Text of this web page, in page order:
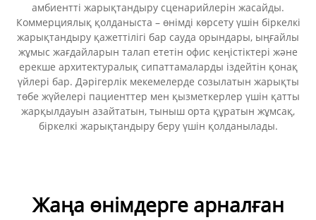
амбиентті жарықтандыру сценарийлерін жасайды.
Коммерциялық қолданыста – өнімді көрсету үшін біркелкі
жарықтандыру қажеттілігі бар сауда орындары, ыңғайлы
жұмыс жағдайларын талап ететін офис кеңістіктері және
ерекше архитектуралық сипаттамаларды іздейтін қонақ
үйлері бар. Дәрігерлік мекемелерде созылатын жарықты
төбе жүйелері пациенттер мен қызметкерлер үшін қатты
жарқылдауын азайтатын, тыныш орта құратын жұмсақ,
біркелкі жарықтандыру беру үшін қолданылады.
Жаңа өнімдерге арналған